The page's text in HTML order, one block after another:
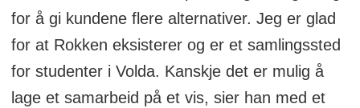
for å gi kundene flere alternativer. Jeg er glad
for at Rokken eksisterer og er et samlingssted
for studenter i Volda. Kanskje det er mulig å
lage et samarbeid på et vis, sier han med et